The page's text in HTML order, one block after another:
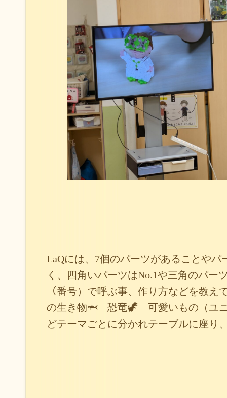
LaQには、7個のパーツがあることやパ
く、四角いパーツはNo.1や三角のパー
（番号）で呼ぶ事、作り方などを教
の生き物🦈 恐竜🦖 可愛いもの（ユ
どテーマごとに分かれテーブルに座り